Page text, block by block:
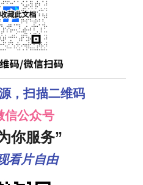
，扫描二维码
信公众号
你服务”
看片自由